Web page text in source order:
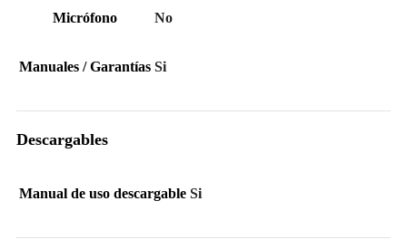
Micrófono No
Manuales / Garantías Si
Descargables
Manual de uso descargable Si